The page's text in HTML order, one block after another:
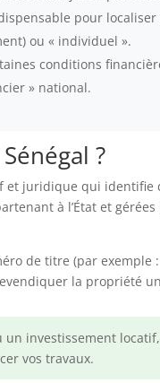
pour
ou « individuel ».
conditions
» national.
?
et juridique qui
à l’État et
de titre (par
la propriété
investissement
vos travaux.